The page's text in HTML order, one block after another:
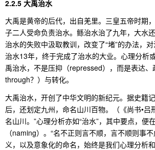
2.2.5 大禹治水
大禹是黄帝的后代，出自羌里。三皇五帝时期
子二人受命负责治水。鲧治水治了九年，大水
治水的失败中汲取教训，改变了“堵”的办法，
治水13年，终于完成了治水的大业。心理分析
禹治水，不是压抑（repressed），而是表达、
through？）与转化。
大禹治水，开创了中华文明的新纪元。据史籍
后，还划定九州，命名山川百物。（《尚书•吕
名山川。”心理分析亦如“治水”，其中要点，便
（naming）。“名不正则言不顺，言不顺则事
义，以及意象化的命名，始终是我们心理分析